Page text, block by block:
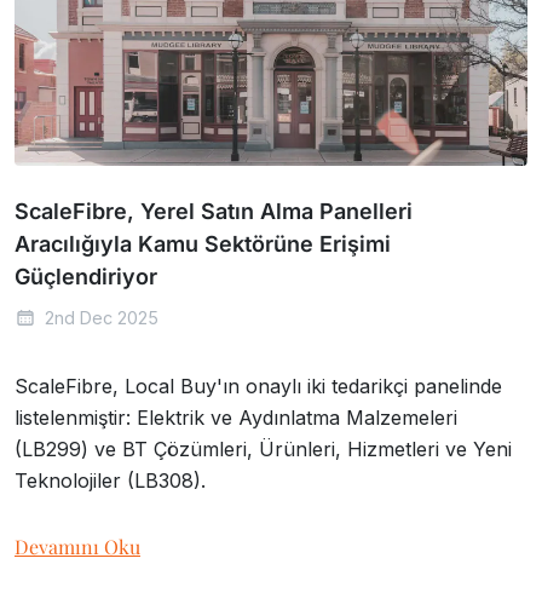
ScaleFibre, Yerel Satın Alma Panelleri
Aracılığıyla Kamu Sektörüne Erişimi
Güçlendiriyor
2nd Dec 2025
ScaleFibre, Local Buy'ın onaylı iki tedarikçi panelinde
listelenmiştir: Elektrik ve Aydınlatma Malzemeleri
(LB299) ve BT Çözümleri, Ürünleri, Hizmetleri ve Yeni
Teknolojiler (LB308).
Devamını Oku